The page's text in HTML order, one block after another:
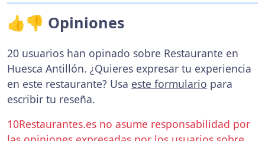
👍👎 Opiniones
20 usuarios han opinado sobre Restaurante en
Huesca Antillón. ¿Quieres expresar tu experiencia
en este restaurante? Usa este formulario para
escribir tu reseña.
10Restaurantes.es no asume responsabilidad por